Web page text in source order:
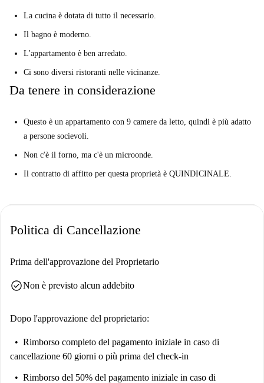
La cucina è dotata di tutto il necessario.
Il bagno è moderno.
L'appartamento è ben arredato.
Ci sono diversi ristoranti nelle vicinanze.
Da tenere in considerazione
Questo è un appartamento con 9 camere da letto, quindi è più adatto
a persone socievoli.
Non c'è il forno, ma c'è un microonde.
Il contratto di affitto per questa proprietà è QUINDICINALE.
Politica di Cancellazione
Prima dell'approvazione del Proprietario
check_circleNon è previsto alcun addebito
Dopo l'approvazione del proprietario:
Rimborso completo del pagamento iniziale in caso di
cancellazione 60 giorni o più prima del check-in
Rimborso del 50% del pagamento iniziale in caso di